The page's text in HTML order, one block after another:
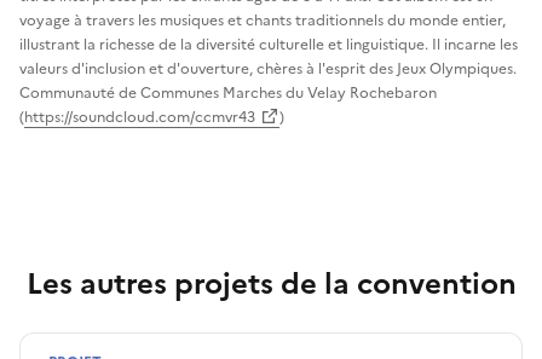
voyage à travers les musiques et chants traditionnels du monde entier,
illustrant la richesse de la diversité culturelle et linguistique. Il incarne les
valeurs d'inclusion et d'ouverture, chères à l'esprit des Jeux Olympiques.
Communauté de Communes Marches du Velay Rochebaron
(https://soundcloud.com/ccmvr43 )
Les autres projets de la convention